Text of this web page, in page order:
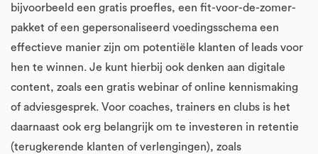
bijvoorbeeld een gratis proefles, een fit-voor-de-zomer-
pakket of een gepersonaliseerd voedingsschema een
effectieve manier zijn om potentiële klanten of leads voor
hen te winnen. Je kunt hierbij ook denken aan digitale
content, zoals een gratis webinar of online kennismaking
of adviesgesprek. Voor coaches, trainers en clubs is het
daarnaast ook erg belangrijk om te investeren in retentie
(terugkerende klanten of verlengingen), zoals